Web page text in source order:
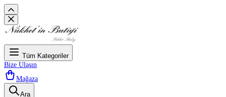
Tüm Kategoriler
Bize Ulaşın
Mağaza
Ara